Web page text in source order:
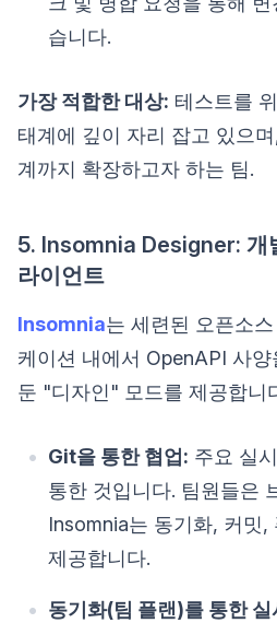
습니다.
가장 적합한 대상: 테스트를
태계에 깊이 자리 잡고 있으
계까지 확장하고자 하는 팀.
5. Insomnia Designer: 개
라이언트
Insomnia는 세련된 오픈소
케이션 내에서 OpenAPI 사
둔 "디자인" 모드를 제공합니
Git을 통한 협업: 주요 실
통한 것입니다. 팀원들은
Insomnia는 동기화, 커밋,
제공합니다.
동기화(팀 플랜)를 통한 실